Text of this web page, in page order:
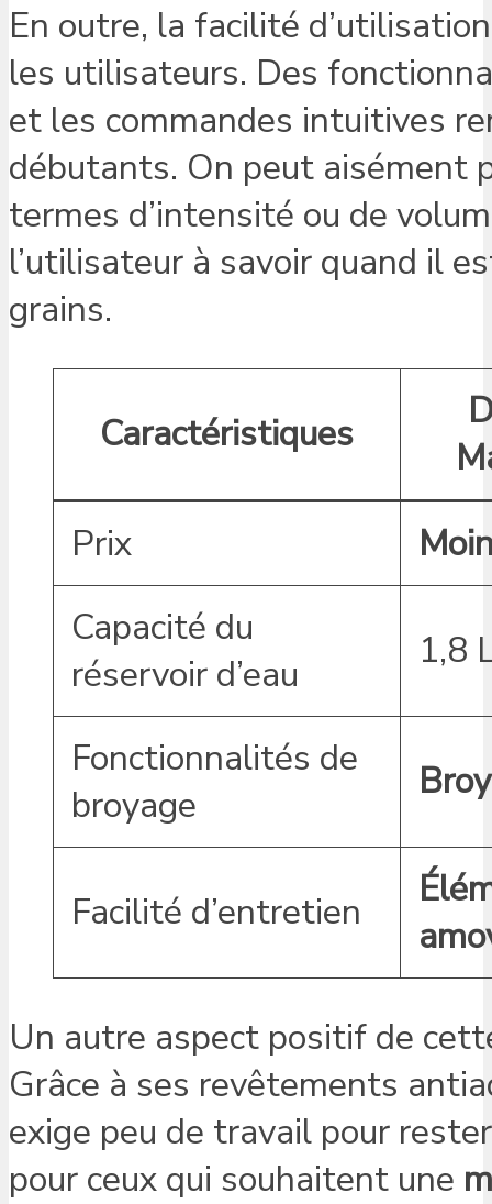
En outre, la facilité
les utilisateurs. Des
et les commandes intuitives
débutants. On peut aisément
termes d’intensité ou de
l’utilisateur à savoir quand il
grains.
Caractéristiques
Prix
Capacité du
réservoir d’eau
1,8
Fonctionnalités de
broyage
Facilité d’entretien
Un autre aspect positif de
Grâce à ses revêtements
exige peu de travail pour
pour ceux qui souhaitent une